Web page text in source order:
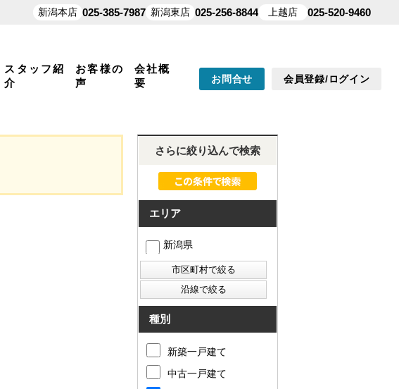
スタッフ紹
介
お客様の
声
会社概
要
お問合せ 会員登録/ログイン
さらに絞り込んで検索
エリア
新潟県
種別
新築一戸建て
中古一戸建て
新潟本店 025-385-7987 新潟東店 025-256-8844 上越店 025-520-9460